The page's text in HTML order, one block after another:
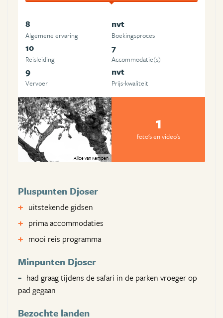
8
Algemene ervaring
nvt
Boekingsproces
10
Reisleiding
7
Accommodatie(s)
9
Vervoer
nvt
Prijs-kwaliteit
Alice van Kempen
1
foto's en video's
Pluspunten Djoser
uitstekende gidsen
prima accommodaties
mooi reis programma
Minpunten Djoser
had graag tijdens de safari in de parken vroeger op
pad gegaan
Bezochte landen